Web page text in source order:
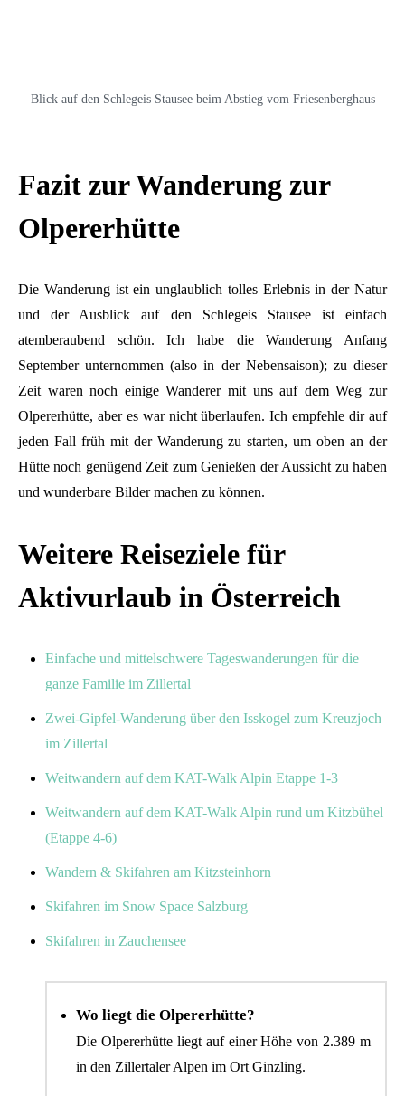
Blick auf den Schlegeis Stausee beim Abstieg vom Friesenberghaus
Fazit zur Wanderung zur
Olpererhütte
Die Wanderung ist ein unglaublich tolles Erlebnis in der Natur
und der Ausblick auf den Schlegeis Stausee ist einfach
atemberaubend schön. Ich habe die Wanderung Anfang
September unternommen (also in der Nebensaison); zu dieser
Zeit waren noch einige Wanderer mit uns auf dem Weg zur
Olpererhütte, aber es war nicht überlaufen. Ich empfehle dir auf
jeden Fall früh mit der Wanderung zu starten, um oben an der
Hütte noch genügend Zeit zum Genießen der Aussicht zu haben
und wunderbare Bilder machen zu können.
Weitere Reiseziele für
Aktivurlaub in Österreich
Einfache und mittelschwere Tageswanderungen für die
ganze Familie im Zillertal
Zwei-Gipfel-Wanderung über den Isskogel zum Kreuzjoch
im Zillertal
Weitwandern auf dem KAT-Walk Alpin Etappe 1-3
Weitwandern auf dem KAT-Walk Alpin rund um Kitzbühel
(Etappe 4-6)
Wandern & Skifahren am Kitzsteinhorn
Skifahren im Snow Space Salzburg
Skifahren in Zauchensee
Wo liegt die Olpererhütte?
Die Olpererhütte liegt auf einer Höhe von 2.389 m
in den Zillertaler Alpen im Ort Ginzling.